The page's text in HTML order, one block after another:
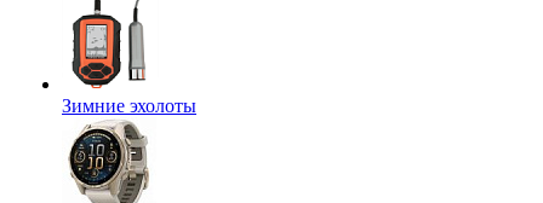
Зимние эхолоты